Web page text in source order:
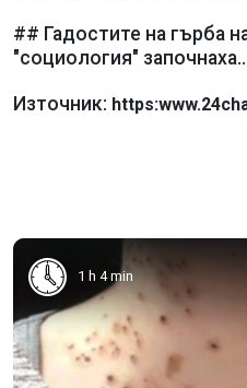
## Гадостите на гърба
"социология"
Източник:
1 h 4 min